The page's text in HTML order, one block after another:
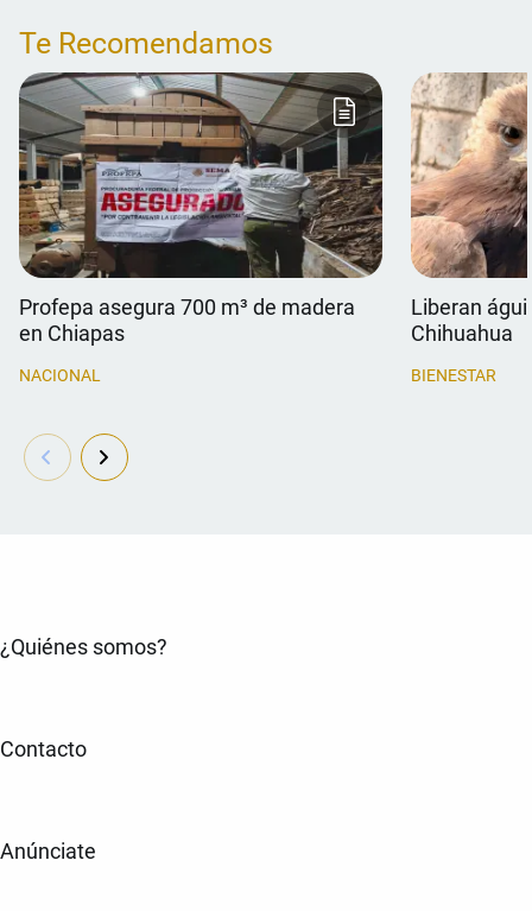
Te Recomendamos
Profepa asegura 700 m³ de madera
en Chiapas
NACIONAL
Liberan
Chihuahua
BIENESTAR
¿Quiénes somos?
Contacto
Anúnciate